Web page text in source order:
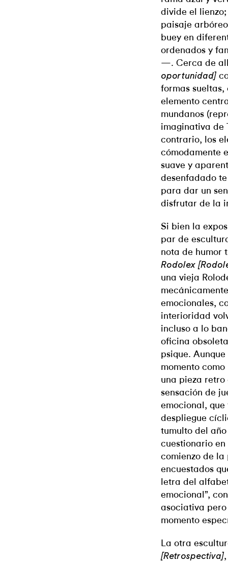
divide el
paisaje
buey en
ordenados y
—. Cerca de
oportunidad]
formas
elemento
mundanos
imaginativa de
contrario, los
cómodamente
suave y
desenfadado
para dar un
disfrutar de la
Si bien la
par de
nota de humor
Rodolex
una vieja
emocionales,
interioridad
incluso a lo
oficina
psique.
momento
una pieza
sensación de
emocional,
despliegue
tumulto del
cuestionario
comienzo de la
encuestados
letra del
emocional”,
asociativa
momento
La otra
[Retrospectiva]